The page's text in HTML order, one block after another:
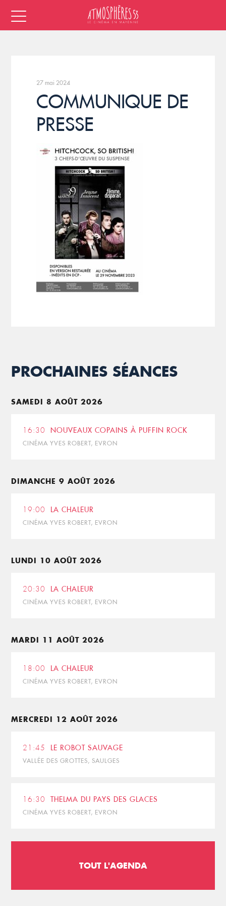
27 mai 2024
COMMUNIQUE DE
PRESSE
PROCHAINES SÉANCES
SAMEDI 8 AOÛT 2026
16:30 NOUVEAUX COPAINS À PUFFIN ROCK
CINÉMA YVES ROBERT, EVRON
DIMANCHE 9 AOÛT 2026
19:00 LA CHALEUR
CINÉMA YVES ROBERT, EVRON
LUNDI 10 AOÛT 2026
20:30 LA CHALEUR
CINÉMA YVES ROBERT, EVRON
MARDI 11 AOÛT 2026
18:00 LA CHALEUR
CINÉMA YVES ROBERT, EVRON
MERCREDI 12 AOÛT 2026
21:45 LE ROBOT SAUVAGE
VALLÉE DES GROTTES, SAULGES
16:30 THELMA DU PAYS DES GLACES
CINÉMA YVES ROBERT, EVRON
TOUT L'AGENDA